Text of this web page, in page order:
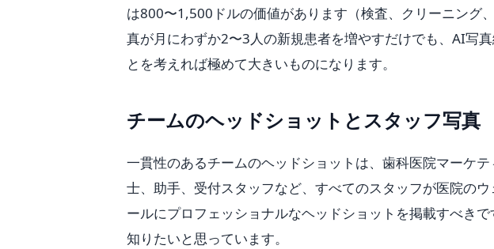
は800〜1,500ドルの価値があります（検査、クリーニング
真が月にわずか2〜3人の新規患者を増やすだけでも、AI写
とを考えれば極めて大きいものになります。
チームのヘッドショットとスタッフ写真
一貫性のあるチームのヘッドショットは、歯科医院マーケ
士、助手、受付スタッフなど、すべてのスタッフが医院の
ールにプロフェッショナルなヘッドショットを掲載すべき
知りたいと思っています。